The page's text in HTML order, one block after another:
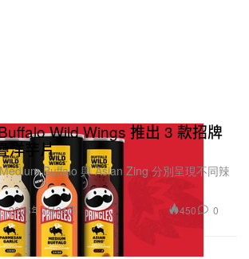
Wild Wings 推出 3 款招牌
洋芋片
Buffalo 與 Asian Zing 分別呈現不同辣
2026年7月24日 450 0